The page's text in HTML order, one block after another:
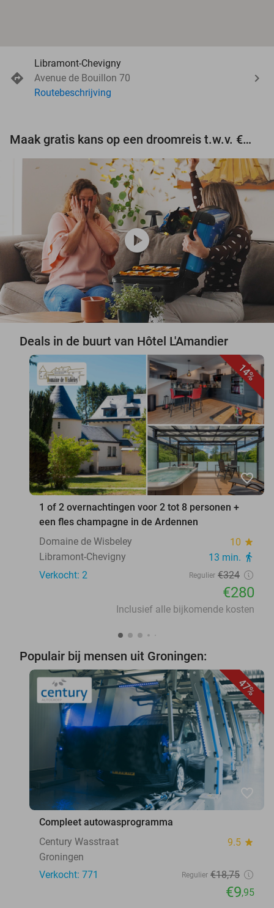
Libramont-Chevigny
Avenue de Bouillon 70
Routebeschrijving
Maak gratis kans op een droomreis t.w.v. €3.000!
play_circle
Deals in de buurt van Hôtel L'Amandier
14%
favorite_border
1 of 2 overnachtingen voor 2 tot 8 personen +
een fles champagne in de Ardennen
Domaine de Wisbeley
10 star
Libramont-Chevigny 13 min. directions_walk
Verkocht: 2 Regulier €324
€280
Inclusief alle bijkomende kosten
Populair bij mensen uit Groningen:
47%
favorite_border
Compleet autowasprogramma
Century Wasstraat
9.5 star
Groningen
Verkocht: 771
Regulier €18,75
€9,95